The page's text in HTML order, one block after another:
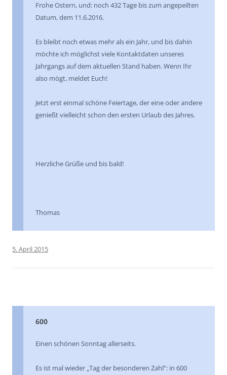
Frohe Ostern, und: noch 432 Tage bis zum angepeilten
Datum, dem 11.6.2016.
Es bleibt noch etwas mehr als ein Jahr, und bis dahin
möchte ich möglichst viele Kontaktdaten unseres
Jahrgangs auf dem aktuellen Stand haben. Wenn Ihr
also mögt, meldet Euch!
Jetzt erst einmal schöne Feiertage, der eine oder andere
genießt vielleicht schon den ersten Urlaub des Jahres.
Herzliche Grüße und bis bald!
Thomas
5. April 2015
600
Einen schönen Sonntag allerseits.
Es ist mal wieder „Tag der besonderen Zahl“: in 600